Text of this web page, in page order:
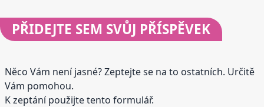
PŘIDEJTE SEM SVŮJ PŘÍSPĚVEK
Něco Vám není jasné? Zeptejte se na to ostatních. Určitě
Vám pomohou.
K zeptání použijte tento formulář.